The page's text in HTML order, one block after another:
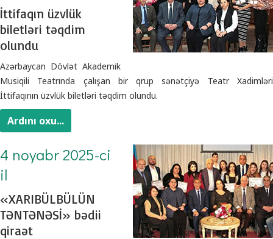
İttifaqın üzvlük
biletləri təqdim
olundu
Azərbaycan Dövlət Akademik
Musiqili Teatrında çalışan bir qrup sənətçiyə Teatr Xadimləri
İttifaqının üzvlük biletləri təqdim olundu.
Ardını oxu...
4 noyabr 2025-ci
il
«XARIBÜLBÜLÜN
TƏNTƏNƏSİ» bədii
qiraət